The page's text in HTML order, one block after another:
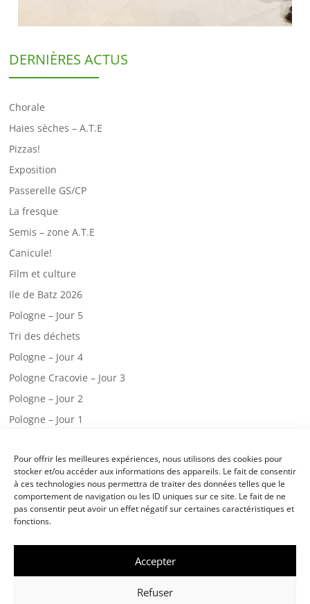
Pour offrir les meilleures expériences, nous utilisons des cookies pour
stocker et/ou accéder aux informations des appareils. Le fait de consentir
à ces technologies nous permettra de traiter des données telles que le
comportement de navigation ou les ID uniques sur ce site. Le fait de ne
pas consentir peut avoir un effet négatif sur certaines caractéristiques et
fonctions.
Accepter
Refuser
DERNIÈRES ACTUS
Chorale
Haies sèches – A.T.E
Pizzas!
Exposition
Passerelle GS/CP
La fresque
Semis – zone A.T.E
Canicule!
Film et culture
Ile de Batz 2026
Pologne – Jour 5
Tri des déchets
Pologne – Jour 4
Pologne Cracovie – Jour 3
Pologne – Jour 2
Pologne – Jour 1
Une visite chez les pompiers!
Classe de mer – jour 3
Classe de mer – jour 2
École Notre Dame des Victoires Landivisiau-Mentions légales/Politique
- Réalisation :CreaWeb sense